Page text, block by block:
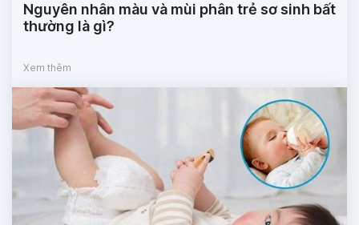
Nguyên nhân màu và mùi phân trẻ sơ sinh bất
thường là gì?
Xem thêm